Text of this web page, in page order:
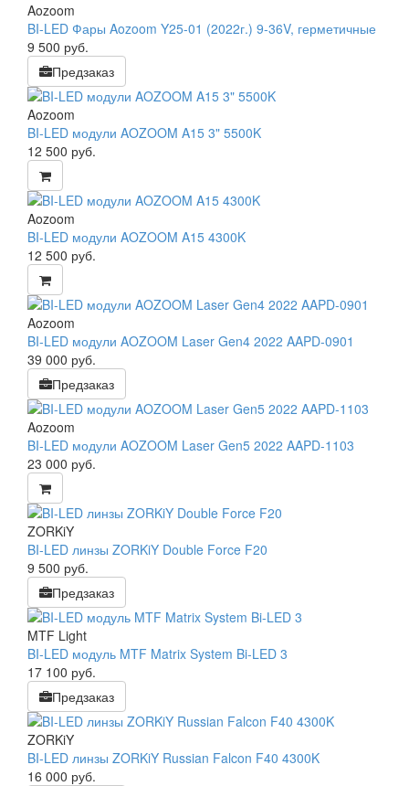
Aozoom
BI-LED Фары Aozoom Y25-01 (2022г.) 9-36V, герметичные
9 500 руб.
Предзаказ
Aozoom
BI-LED модули AOZOOM A15 3" 5500K
12 500 руб.
Aozoom
BI-LED модули AOZOOM A15 4300K
12 500 руб.
Aozoom
BI-LED модули AOZOOM Laser Gen4 2022 AAPD-0901
39 000 руб.
Предзаказ
Aozoom
BI-LED модули AOZOOM Laser Gen5 2022 AAPD-1103
23 000 руб.
ZORKiY
BI-LED линзы ZORKiY Double Force F20
9 500 руб.
Предзаказ
MTF Light
BI-LED модуль MTF Matrix System Bi-LED 3
17 100 руб.
Предзаказ
ZORKiY
BI-LED линзы ZORKiY Russian Falcon F40 4300K
16 000 руб.